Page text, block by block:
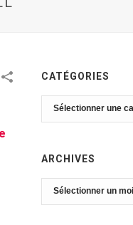
CATÉGORIES
Catégories
ARCHIVES
Archives